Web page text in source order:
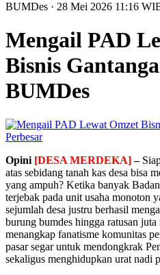
BUMDes · 28 Mei 2026 11:16
Mengail PAD
Bisnis
BUMDes
Perbesar
Opini [DESA MERDEKA]–
atas sebidang tanah kas desa bisa
yang ampuh? Ketika banyak
terjebak pada unit usaha monoton
sejumlah desa justru berhasil
burung bumdes hingga ratusan
menangkap fanatisme komunitas
pasar segar untuk mendongkrak
sekaligus menghidupkan urat